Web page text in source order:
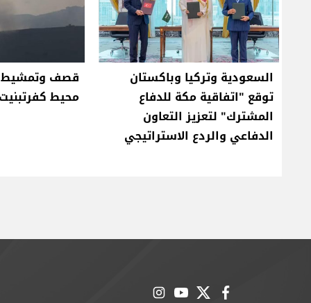
السعودية وتركيا وباكستان
توقع "اتفاقية مكة للدفاع
المشترك" لتعزيز التعاون
الدفاعي والردع الاستراتيجي
قصف وتمشيط
محيط
facebook
twitter
youtube
instagram